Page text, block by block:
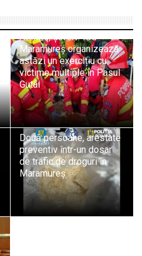
Atenție, șoferi! ISU
Maramureș organizează
astăzi un exercițiu cu
victime multiple în Pasul
Gutâi
Două persoane, arestate
preventiv într-un dosar
de trafic de droguri în
Maramureș